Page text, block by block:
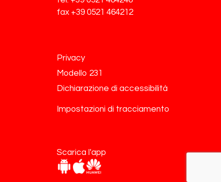
fax +39 0521 464212
Privacy
Modello 231
Dichiarazione di accessibilità
Impostazioni di tracciamento
Scarica l'app